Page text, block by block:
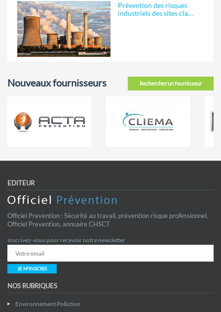
Prévention des risques
industriels des sites cla…
Rechercher un fournisseur
Nouveaux fournisseurs
EDITEUR
Officiel Prevention : Sécurité au travail, prévention risque professionnel.
Officiel Prevention, annuaire CHSCT
Inscrivez-vous pour recevoir notre newsletter
JE M'INSCRIS
NOS RUBRIQUES
Environnement Pollution